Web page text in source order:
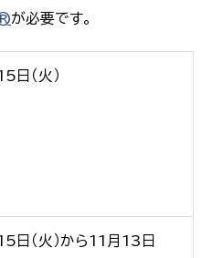
が必要です。
日（火）
日（火）から11月13日